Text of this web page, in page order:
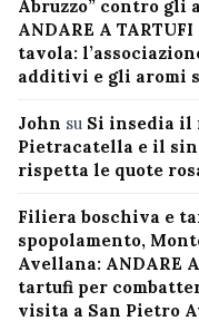
Abruzzo” contro
ANDARE A TARTUFI
tavola:
additivi e gli aromi
John su Si insedia il
Pietracatella e il
rispetta le quote
Filiera boschiva e
spopolamento,
Avellana: ANDARE
tartufi per
visita a San Pietro